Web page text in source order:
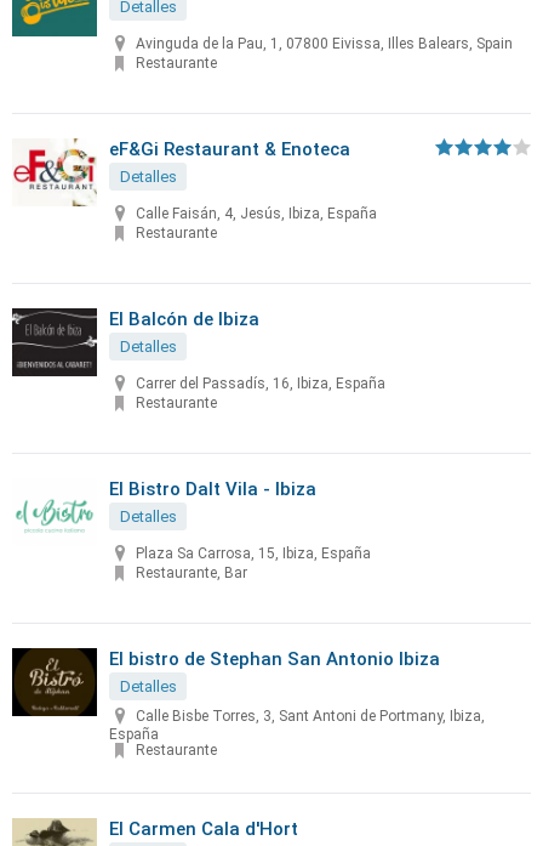
Detalles
Avinguda de la Pau, 1, 07800 Eivissa, Illes Balears, Spain
Restaurante
eF&Gi Restaurant & Enoteca
Detalles
Calle Faisán, 4, Jesús, Ibiza, España
Restaurante
El Balcón de Ibiza
Detalles
Carrer del Passadís, 16, Ibiza, España
Restaurante
El Bistro Dalt Vila - Ibiza
Detalles
Plaza Sa Carrosa, 15, Ibiza, España
Restaurante, Bar
El bistro de Stephan San Antonio Ibiza
Detalles
Calle Bisbe Torres, 3, Sant Antoni de Portmany, Ibiza,
España
Restaurante
El Carmen Cala d'Hort